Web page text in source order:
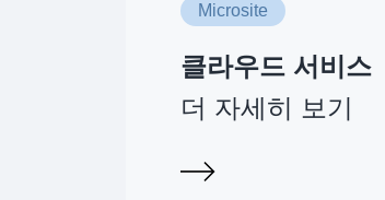
Microsite
클라우드 서비스
더 자세히 보기